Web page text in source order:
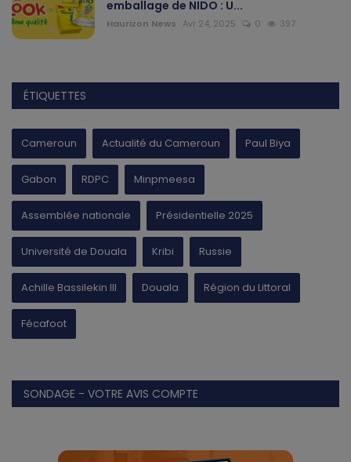
emballage de NIDO : U...
Haurizon News Avr 24, 2025 0 397
ÉTIQUETTES
Cameroun Actualité du Cameroun Paul Biya
Gabon RDPC Minpmeesa
Assemblée nationale Présidentielle 2025
Université de Douala Kribi Russie
Achille Bassilekin III Douala Région du Littoral
Fécafoot
SONDAGE - VOTRE AVIS COMPTE